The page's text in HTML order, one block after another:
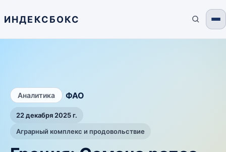
ИНДЕКСБОКС
Аналитика ФАО
22 декабря 2025 г.
Аграрный комплекс и продовольствие